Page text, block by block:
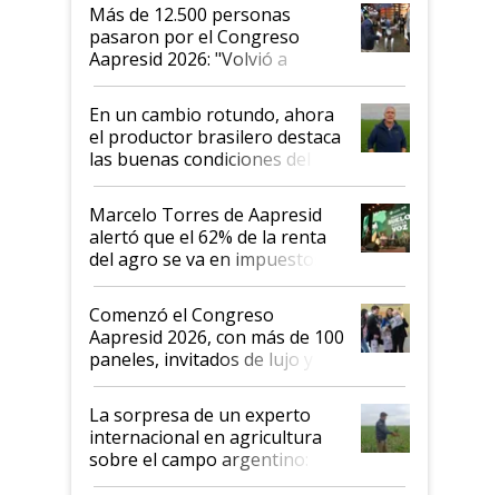
Más de 12.500 personas
pasaron por el Congreso
Aapresid 2026: "Volvió a
demostrar que hablar del
suelo es hablar de todo el
sistema productivo"
En un cambio rotundo, ahora
el productor brasilero destaca
las buenas condiciones del
agro argentino para invertir:
"Los veo más motivados"
Marcelo Torres de Aapresid
alertó que el 62% de la renta
del agro se va en impuestos:
"No es bueno que en
Argentina se sigan discutiendo
las mismas cosas de hace 50
años"
Comenzó el Congreso
Aapresid 2026, con más de 100
paneles, invitados de lujo y
todas las tendencias
La sorpresa de un experto
internacional en agricultura
sobre el campo argentino:
"Estoy muy impresionado"